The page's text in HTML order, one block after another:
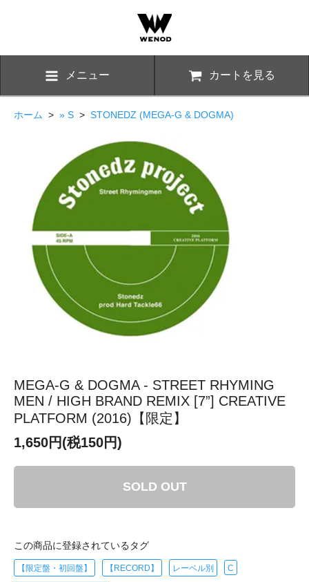
メニュー カートを見る
ホーム > » S > STONEDZ (MEGA-G & DOGMA)
MEGA-G & DOGMA - STREET RHYMING
MEN / HIGH BRAND REMIX [7”] CREATIVE
PLATFORM (2016)【限定】
1,650円(税150円)
SOLD OUT
この商品に登録されているタグ
【限定盤・初回盤】 【RECORD】 レーベル別 C